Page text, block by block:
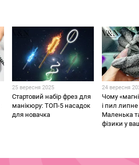
25 вересня 2025
Стартовий набір фрез для
манікюру: ТОП-5 насадок
для новачка
24 вересня
Чому
і пил липне
Маленька
фізики у